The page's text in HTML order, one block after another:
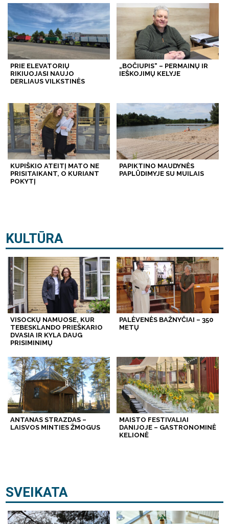
PRIE ELEVATORIŲ
RIKIUOJASI NAUJO
DERLIAUS VILKSTINĖS
„BOČIUPIS“ – PERMAINŲ IR
IEŠKOJIMŲ KELYJE
KUPIŠKIO ATEITĮ MATO NE
PRISITAIKANT, O KURIANT
POKYTĮ
PAPIKTINO MAUDYNĖS
PAPLŪDIMYJE SU MUILAIS
KULTŪRA
VISOCKŲ NAMUOSE, KUR
TEBESKLANDO PRIEŠKARIO
DVASIA IR KYLA DAUG
PRISIMINIMŲ
PALĖVENĖS BAŽNYČIAI – 350
METŲ
ANTANAS STRAZDAS –
LAISVOS MINTIES ŽMOGUS
MAISTO FESTIVALIAI
DANIJOJE – GASTRONOMINĖ
KELIONĖ
SVEIKATA